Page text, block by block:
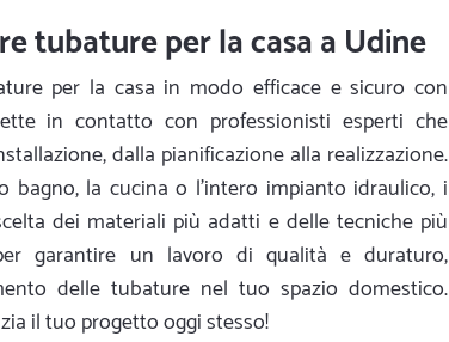
tubature per la casa a Udine
per la casa in modo efficace e sicuro con
in contatto con professionisti esperti che
dalla pianificazione alla realizzazione.
la cucina o l'intero impianto idraulico, i
dei materiali più adatti e delle tecniche più
garantire un lavoro di qualità e duraturo,
delle tubature nel tuo spazio domestico.
il tuo progetto oggi stesso!